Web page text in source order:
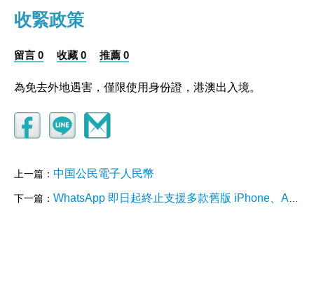
收緊政策
留言 0 收藏 0 推薦 0
為免去外地遇害，僅限使用身份證，港澳出入境。
上一篇： 中国公民電子人民幣
下一篇： WhatsApp 即日起終止支援多款舊版 iPhone、Android 手機